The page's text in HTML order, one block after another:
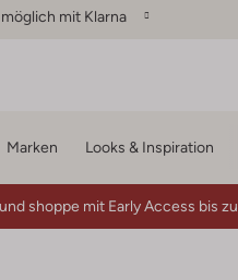
mit Klarna
Marken Looks & Inspiration
und shoppe mit Early Access bis zu